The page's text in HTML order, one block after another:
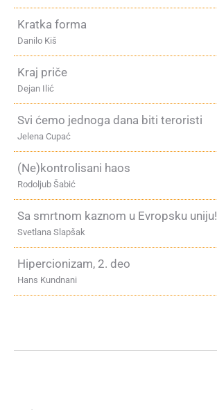
Kratka forma
Danilo Kiš
Kraj priče
Dejan Ilić
Svi ćemo jednoga dana biti teroristi
Jelena Cupać
(Ne)kontrolisani haos
Rodoljub Šabić
Sa smrtnom kaznom u Evropsku uniju!
Svetlana Slapšak
Hipercionizam, 2. deo
Hans Kundnani